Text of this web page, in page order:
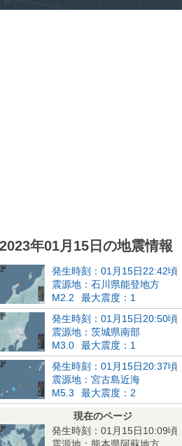
2023年01月15日の地震情報
発生時刻：01月15日22:42頃
震源地：石川県能登地方
M2.2
最大震度：1
発生時刻：01月15日20:50頃
震源地：茨城県南部
M3.0
最大震度：1
発生時刻：01月15日20:37頃
震源地：宮古島近海
M5.3
最大震度：2
現在のページ
発生時刻：01月15日10:09頃